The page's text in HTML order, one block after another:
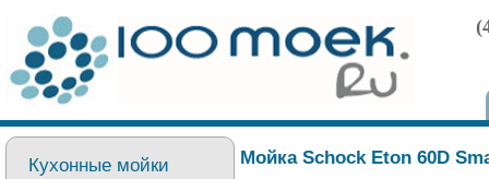
Мойка Schock Eton 60D
Кухонные мойки